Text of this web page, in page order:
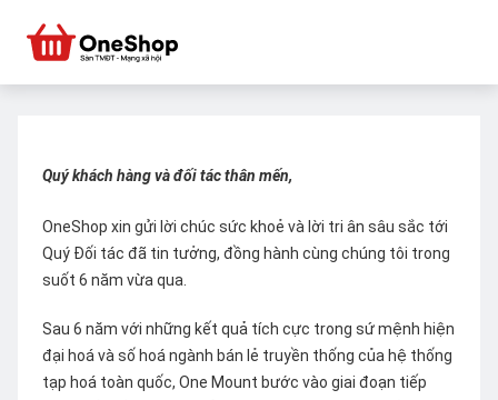
Quý khách hàng và đối tác thân mến,
OneShop xin gửi lời chúc sức khoẻ và lời tri ân sâu sắc tới
Quý Đối tác đã tin tưởng, đồng hành cùng chúng tôi trong
suốt 6 năm vừa qua.
Sau 6 năm với những kết quả tích cực trong sứ mệnh hiện
đại hoá và số hoá ngành bán lẻ truyền thống của hệ thống
tạp hoá toàn quốc, One Mount bước vào giai đoạn tiếp